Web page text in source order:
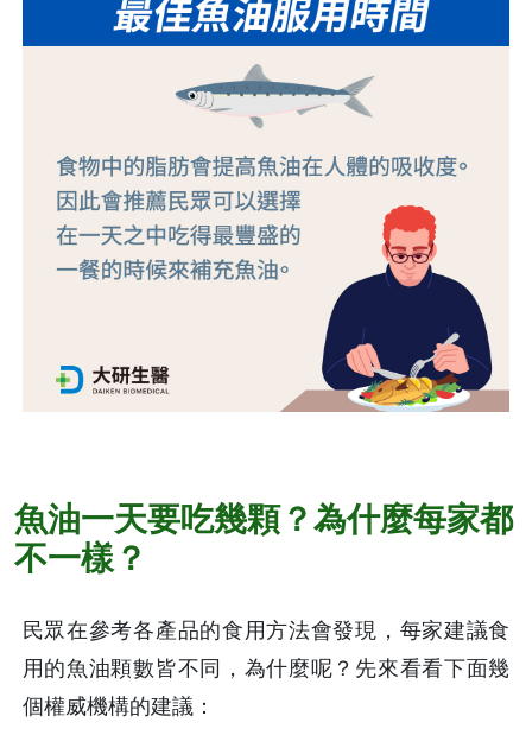
魚油一天要吃幾顆？為什麼每家都
不一樣？
民眾在參考各產品的食用方法會發現，每家建議食
用的魚油顆數皆不同，為什麼呢？先來看看下面幾
個權威機構的建議：